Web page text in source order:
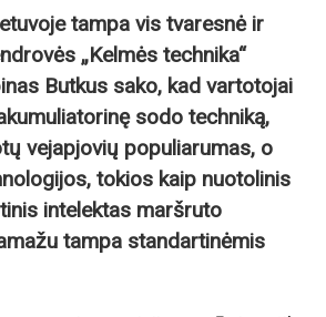
tampa vis tvaresnė ir
„Kelmės technika“
Butkus sako, kad vartotojai
sodo techniką,
vejapjovių populiarumas, o
tokios kaip nuotolinis
intelektas maršruto
tampa standartinėmis